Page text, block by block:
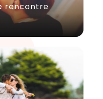
rencontre